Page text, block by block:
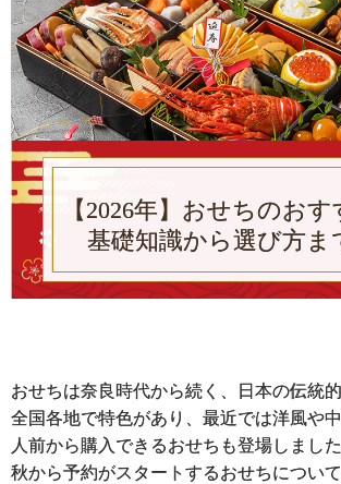
【2026年】おせちのお
基礎知識から選び方ま
おせちは奈良時代から続く、日本の伝統的
全国各地で特色があり、最近では洋風や
人前から購入できるおせちも登場しました
秋から予約がスタートするおせちについ